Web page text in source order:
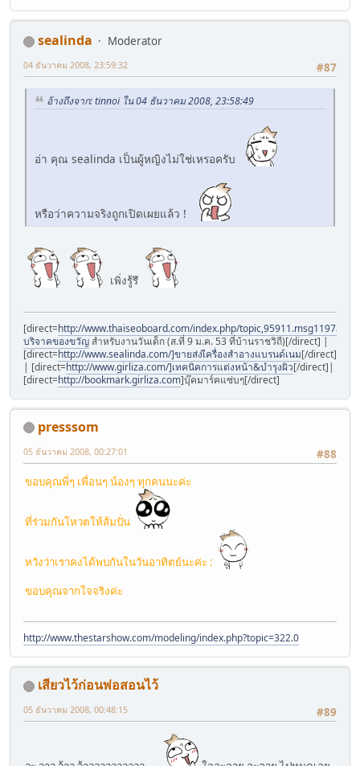
sealinda
Moderator
#87
04 ธันวาคม 2008, 23:59:32
อ้างถึงจาก: tinnoi ใน 04 ธันวาคม 2008, 23:58:49
อ่า คุณ sealinda เป็นผู้หญิงไม่ใช่เหรอครับ
หรือว่าความจริงถูกเปิดเผยแล้ว !
เพิ่งรู้รึ
[direct=http://www.thaiseoboard.com/index.php/
บริจาคของขวัญ สำหรับงานวันเด็ก (ส.ที่ 9 ม.ค. 53 ที่บ้านราชวิถี)[/direct] |
[direct=http://www.sealinda.com/]ขายส่งเีครื่องสำอางแบรนด์เนม[/direct]
| [direct=http://www.girliza.com/]เทคนิคการแต่งหน้า&บำรุงผิว[/direct]|
[direct=http://bookmark.girliza.com]บุ๊คมาร์คแซ่บๆ[/direct]
presssom
#88
05 ธันวาคม 2008, 00:27:01
ขอบคุณพี่ๆ เพื่อนๆ น้องๆ ทุกคนนะค่ะ
ที่ร่วมกันโหวตให้ส้มปั่น
หวังว่าเราคงได้พบกันในวันอาทิตย์นะค่ะ :
ขอบคุณจากใจจริงค่ะ
http://www.thestarshow.com/modeling/index.php?topic=322.0
เสียวไว้ก่อนพ่อสอนไว้
#89
05 ธันวาคม 2008, 00:48:15